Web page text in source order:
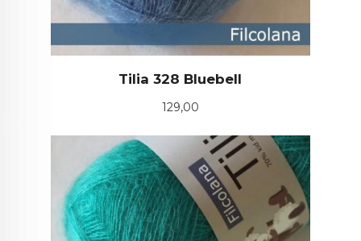
Tilia 328 Bluebell
Pris
129,00